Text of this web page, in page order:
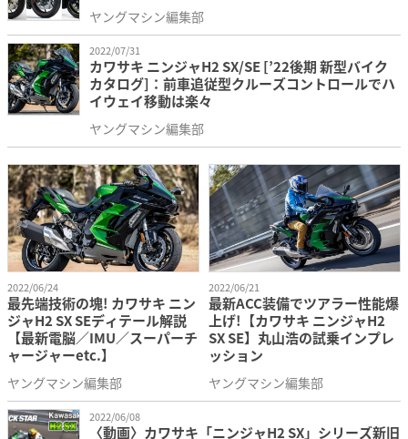
ヤングマシン編集部
2022/07/31
カワサキ ニンジャH2 SX/SE [’22後期 新型バイク
カタログ]：前車追従型クルーズコントロールでハ
イウェイ移動は楽々
ヤングマシン編集部
2022/06/24
最先端技術の塊! カワサキ ニン
ジャH2 SX SEディテール解説
【最新電脳／IMU／スーパーチ
ャージャーetc.】
ヤングマシン編集部
2022/06/21
最新ACC装備でツアラー性能爆
上げ!【カワサキ ニンジャH2
SX SE】丸山浩の試乗インプレ
ッション
ヤングマシン編集部
2022/06/08
〈動画〉カワサキ「ニンジャH2 SX」シリーズ新旧